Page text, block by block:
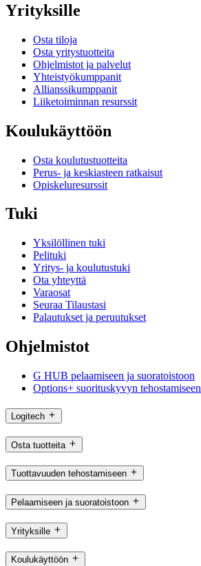
Yrityksille
Osta tiloja
Osta yritystuotteita
Ohjelmistot ja palvelut
Yhteistyökumppanit
Allianssikumppanit
Liiketoiminnan resurssit
Koulukäyttöön
Osta koulutustuotteita
Perus- ja keskiasteen ratkaisut
Opiskeluresurssit
Tuki
Yksilöllinen tuki
Pelituki
Yritys- ja koulutustuki
Ota yhteyttä
Varaosat
Seuraa Tilaustasi
Palautukset ja peruutukset
Ohjelmistot
G HUB pelaamiseen ja suoratoistoon
Options+ suorituskyvyn tehostamiseen
Logitech
Osta tuotteita
Tuottavuuden tehostamiseen
Pelaamiseen ja suoratoistoon
Yrityksille
Koulukäyttöön